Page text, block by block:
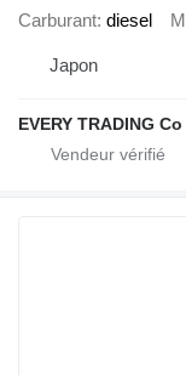
Carburant diesel
Japon
EVERY TRADING